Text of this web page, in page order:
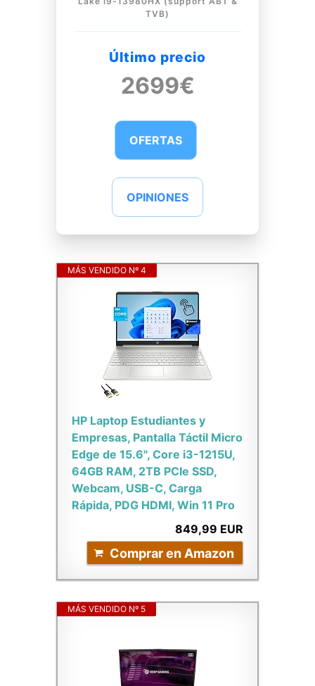
TVB)
Último precio
2699€
OFERTAS
OPINIONES
MÁS VENDIDO Nº 4
HP Laptop Estudiantes y
Empresas, Pantalla Táctil Micro
Edge de 15.6", Core i3-1215U,
64GB RAM, 2TB PCIe SSD,
Webcam, USB-C, Carga
Rápida, PDG HDMI, Win 11 Pro
849,99 EUR
Comprar en Amazon
MÁS VENDIDO Nº 5